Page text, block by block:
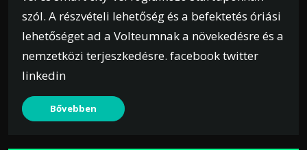
szól. A részvételi lehetőség és a befektetés óriási
lehetőséget ad a Volteumnak a növekedésre és a
nemzetközi terjeszkedésre. facebook twitter
linkedin
Bővebben